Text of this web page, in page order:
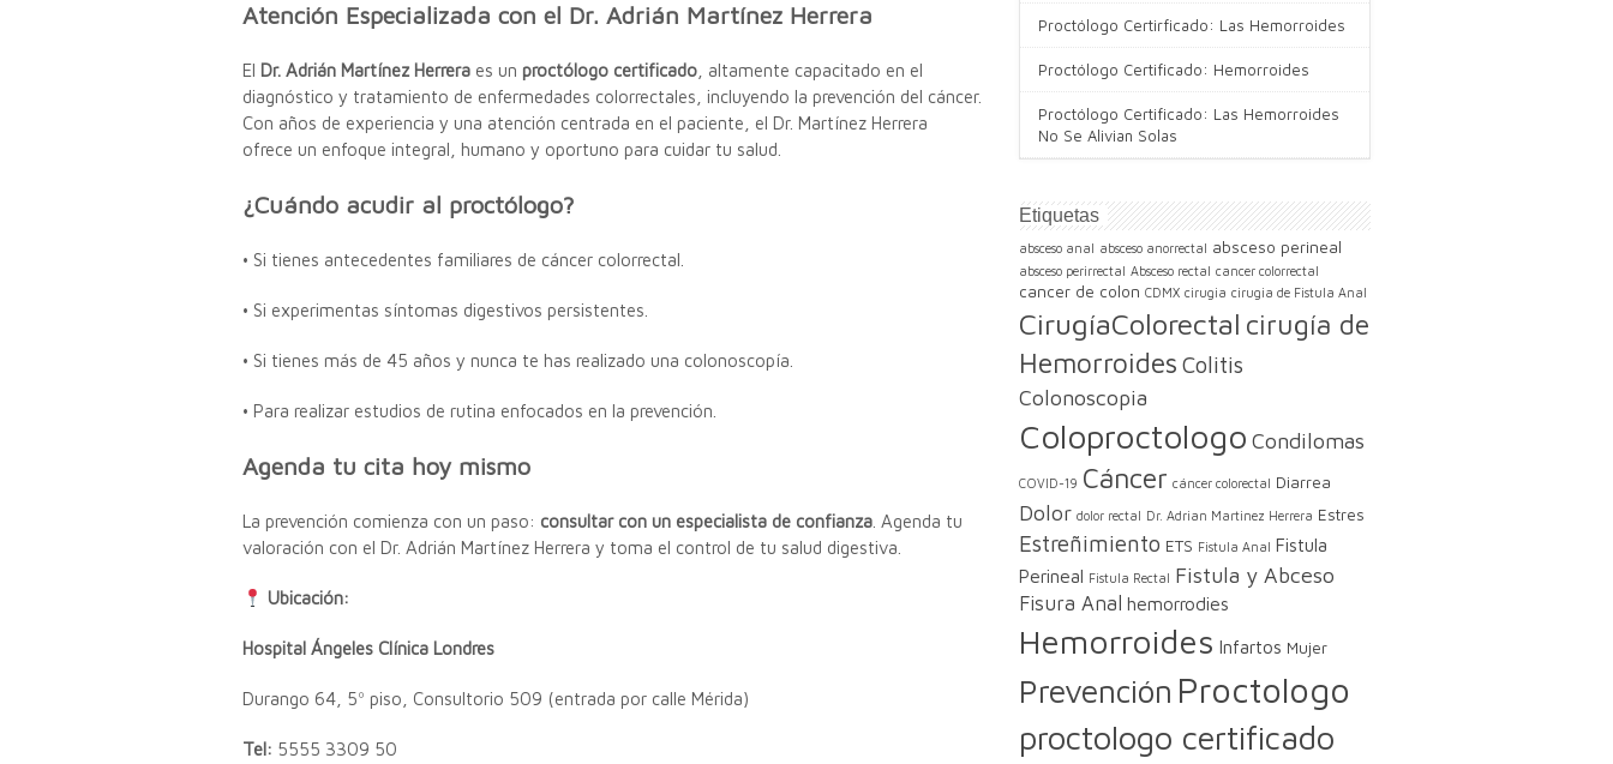
Atención Especializada con el Dr. Adrián Martínez Herrera
El Dr. Adrián Martínez Herrera es un proctólogo certificado , altamente capacitado en el
diagnóstico y tratamiento de enfermedades colorrectales, incluyendo la prevención del cáncer.
Con años de experiencia y una atención centrada en el paciente, el Dr. Martínez Herrera
ofrece un enfoque integral, humano y oportuno para cuidar tu salud.
¿Cuándo acudir al proctólogo?
• Si tienes antecedentes familiares de cáncer colorrectal.
• Si experimentas síntomas digestivos persistentes.
• Si tienes más de 45 años y nunca te has realizado una colonoscopía.
• Para realizar estudios de rutina enfocados en la prevención.
Agenda tu cita hoy mismo
La prevención comienza con un paso: consultar con un especialista de confianza . Agenda tu
valoración con el Dr. Adrián Martínez Herrera y toma el control de tu salud digestiva.
Ubicación:
Hospital Ángeles Clínica Londres
Durango 64, 5º piso, Consultorio 509 (entrada por calle Mérida)
Tel: 5555 3309 50
Proctólogo Certirficado: Las Hemorroides
Proctólogo Certificado: Hemorroides
Proctólogo Certificado: Las Hemorroides
No Se Alivian Solas
Etiquetas
absceso anal absceso anorrectal absceso perineal
absceso perirrectal Absceso rectal cancer colorrectal
cancer de colon CDMX cirugia cirugia de Fistula Anal
CirugíaColorectal cirugía de
Hemorroides Colitis
Colonoscopia
Coloproctologo Condilomas
COVID-19 Cáncer cáncer colorectal Diarrea
Dolor dolor rectal Dr. Adrian Martinez Herrera Estres
Estreñimiento ETS Fistula Anal Fistula
Perineal Fistula Rectal Fistula y Abceso
Fisura Anal hemorrodies
Hemorroides Infartos Mujer
Prevención Proctologo
proctologo certificado